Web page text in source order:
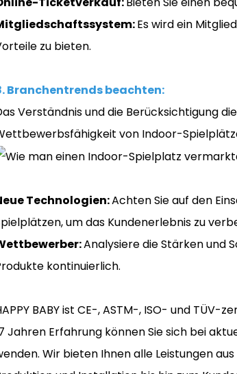
Es wird ein
zu bieten.
Branchentrends beachten:
Verständnis und die Berücksichtigung
von Indoor-
Technologien:Achten Sie auf den
um das Kundenerlebnis zu
Analysiere die Stärken und
kontinuierlich.
BABY ist CE-, ASTM-, ISO- und TÜV-
Jahren Erfahrung können Sie sich bei
Wir bieten Ihnen alle Leistungen